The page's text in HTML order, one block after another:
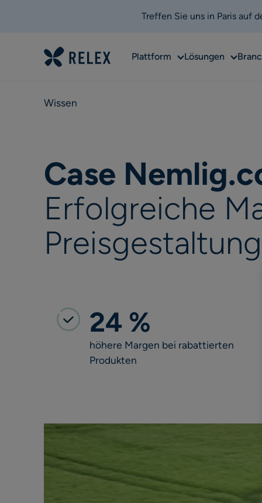
Treffen Sie uns in Paris auf
Plattform SubLösungen Sub
Wissen
Case
Erfolgreiche
24 %
höhere Margen bei rabattierten
Produkten